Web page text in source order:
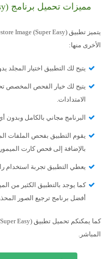
مميزات تحميل برنامج Restore Image (Super Easy)
الأخرى منها:
يتيح لك التطبيق اختيار المجلد
يتيح لك خيار الفحص المخصص
الامتدادات.
البرنامج مجاني بالكامل وبدون
يقوم التطبيق بفحص الملفات
بالإضافة إلى فحص كارت
يعطي التطبيق تجربة استخدام
كما يوجد بالتطبيق الكثير من
أفضل برنامج ترجيع الصور
المباشر.